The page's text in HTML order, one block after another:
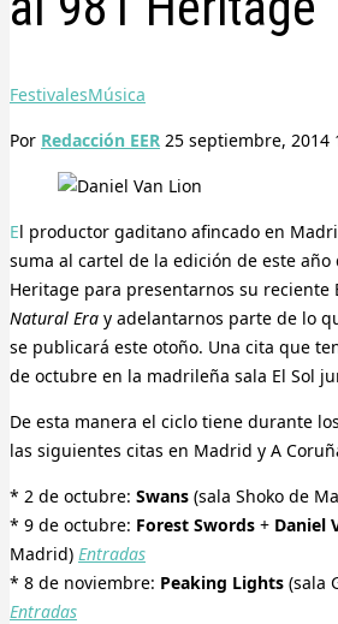
FestivalesMúsica
Por Redacción EER 25 septiembre, 2014
El productor gaditano afincado en
suma al cartel de la edición de este año
Heritage para presentarnos su reciente
Natural Era y adelantarnos parte de lo
se publicará este otoño. Una cita que
de octubre en la madrileña sala El Sol
De esta manera el ciclo tiene durante
las siguientes citas en Madrid y A
* 2 de octubre: Swans (sala Shoko de
* 9 de octubre: Forest Swords + Daniel
Madrid) Entradas
* 8 de noviembre: Peaking Lights (sala
Entradas